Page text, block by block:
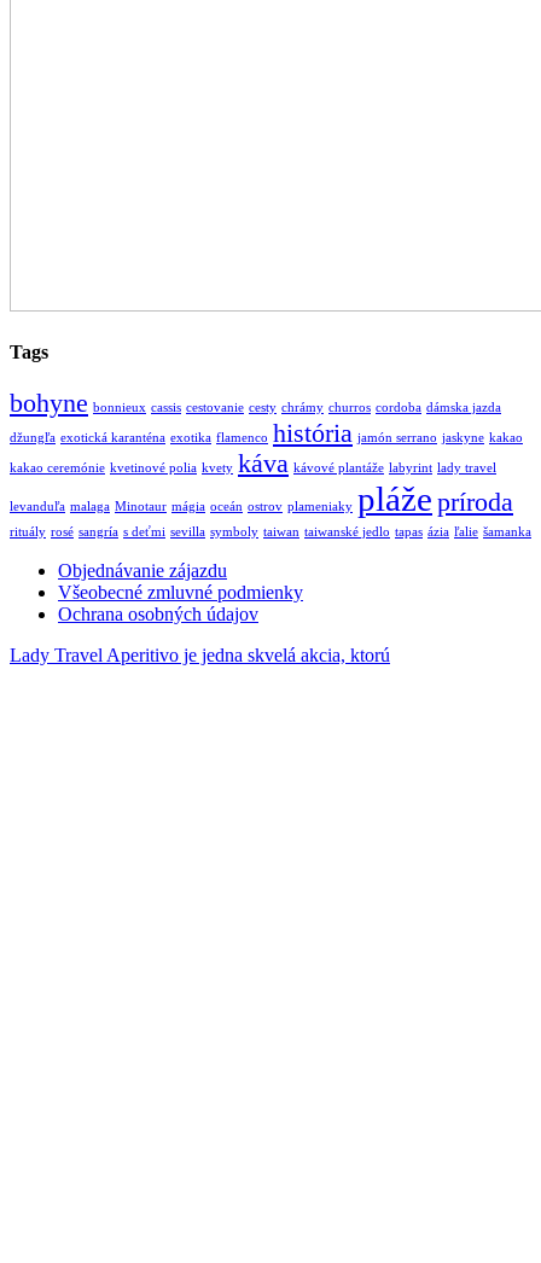
Tags
bohyne bonnieux cassis cestovanie cesty chrámy churros cordoba dámska jazda
džungľa exotická karanténa exotika flamenco história jamón serrano jaskyne kakao
kakao ceremónie kvetinové polia kvety káva kávové plantáže labyrint lady travel
levanduľa malaga Minotaur mágia oceán ostrov plameniaky pláže príroda
rituály rosé sangría s deťmi sevilla symboly taiwan taiwanské jedlo tapas ázia ľalie šamanka
Objednávanie zájazdu
Všeobecné zmluvné podmienky
Ochrana osobných údajov
Lady Travel Aperitivo je jedna skvelá akcia, ktorú